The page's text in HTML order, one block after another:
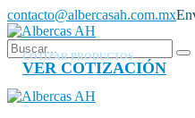
contacto@albercasah.com.mx
COTIZAR PRODUCTOS
VER COTIZACIÓN